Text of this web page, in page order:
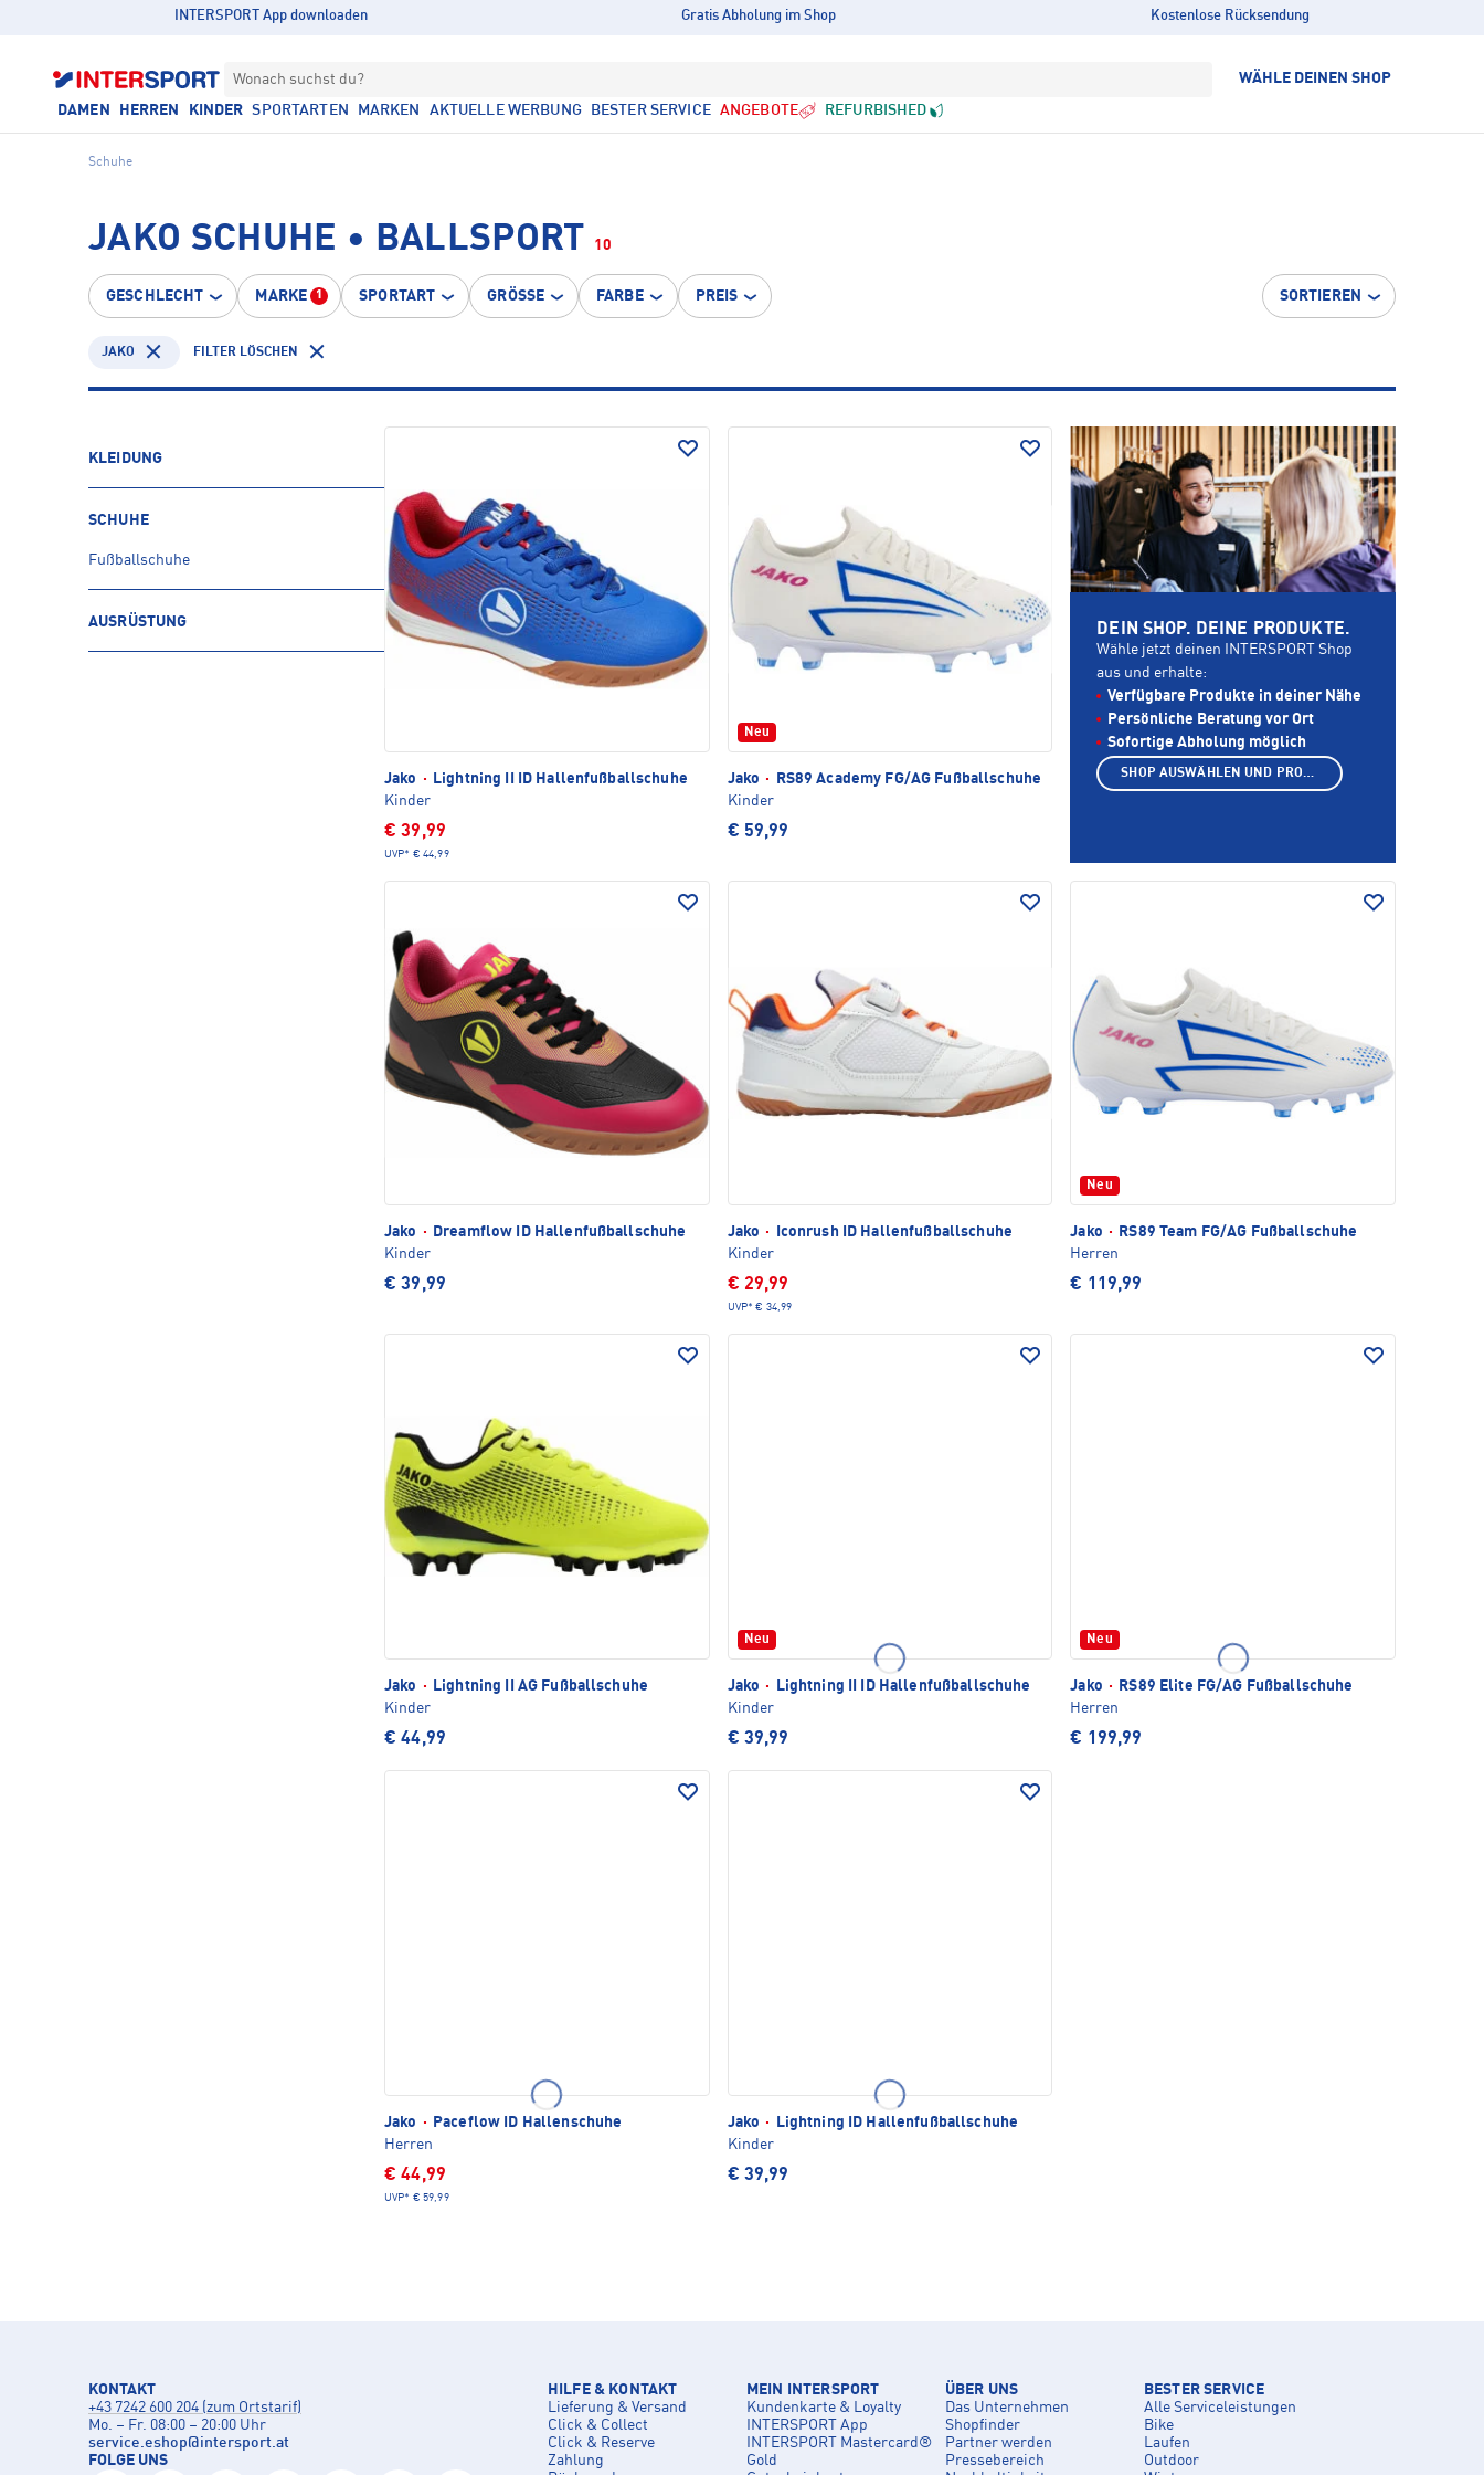
INTERSPORT App downloaden Gratis Abholung im Shop Kostenlose Rücksendung
Wonach suchst du? WÄHLE DEINEN SHOP
DAMEN HERREN KINDER SPORTARTEN MARKEN AKTUELLE WERBUNG BESTER SERVICE ANGEBOTE REFURBISHED
Schuhe
JAKO SCHUHE • BALLSPORT 10
GESCHLECHT MARKE 1 SPORTART GRÖSSE FARBE PREIS SORTIEREN
JAKO FILTER LÖSCHEN
KLEIDUNG
SCHUHE
Fußballschuhe
AUSRÜSTUNG
Jako ·
Lightning II ID Hallenfußballschuhe
Kinder
€ 39,99
UVP* € 44,99
Neu
Jako ·
RS89 Academy FG/AG Fußballschuhe
Kinder
€ 59,99
Jako ·
Dreamflow ID Hallenfußballschuhe
Kinder
€ 39,99
Jako ·
Iconrush ID Hallenfußballschuhe
Kinder
€ 29,99
UVP* € 34,99
Neu
Jako ·
RS89 Team FG/AG Fußballschuhe
Herren
€ 119,99
Jako ·
Lightning II AG Fußballschuhe
Kinder
€ 44,99
Neu
Jako ·
Lightning II ID Hallenfußballschuhe
Kinder
€ 39,99
Neu
Jako ·
RS89 Elite FG/AG Fußballschuhe
Herren
€ 199,99
Jako ·
Paceflow ID Hallenschuhe
Herren
€ 44,99
UVP* € 59,99
Jako ·
Lightning ID Hallenfußballschuhe
Kinder
€ 39,99
DEIN SHOP. DEINE PRODUKTE.
Wähle jetzt deinen INTERSPORT Shop
aus und erhalte:
Verfügbare Produkte in deiner Nähe
Persönliche Beratung vor Ort
Sofortige Abholung möglich
SHOP AUSWÄHLEN UND PRODUKTE ANZEIGEN
KONTAKT
+43 7242 600 204 (zum Ortstarif)
Mo. – Fr. 08:00 – 20:00 Uhr
service.eshop@intersport.at
FOLGE UNS
HILFE & KONTAKT
Lieferung & Versand
Click & Collect
Click & Reserve
Zahlung
MEIN INTERSPORT
Kundenkarte & Loyalty
INTERSPORT App
INTERSPORT Mastercard®
Gold
ÜBER UNS
Das Unternehmen
Shopfinder
Partner werden
Pressebereich
BESTER SERVICE
Alle Serviceleistungen
Bike
Laufen
Outdoor